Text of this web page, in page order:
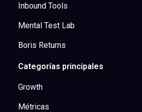
Inbound Tools
Mental Test Lab
Boris Returns
Categorías principales
Growth
Métricas